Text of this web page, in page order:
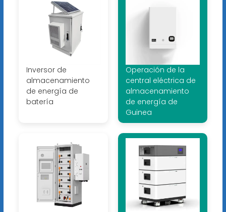
Inversor de
almacenamiento
de energía de
batería
Operación de la
central eléctrica de
almacenamiento
de energía de
Guinea